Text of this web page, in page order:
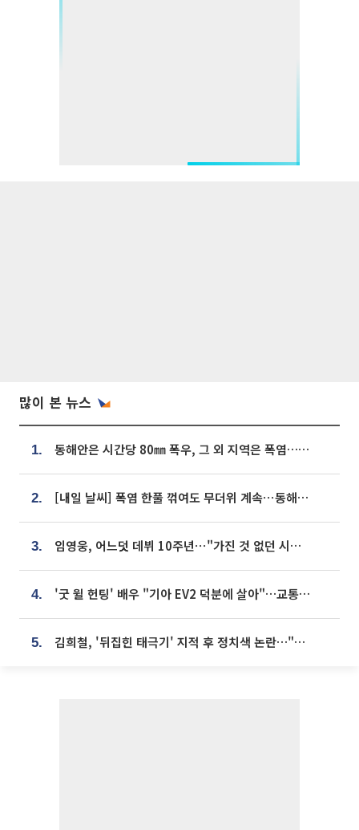
많이 본 뉴스
1. 동해안은 시간당 80㎜ 폭우, 그 외 지역은 폭염…‘극과 극 날씨’
2. [내일 날씨] 폭염 한풀 꺾여도 무더위 계속⋯동해안 이틀 연속 비
3. 임영웅, 어느덧 데뷔 10주년⋯"가진 것 없던 시절, 내 앞엔 20명의 팬뿐"
4. '굿 윌 헌팅' 배우 "기아 EV2 덕분에 살아"…교통사고 후 안전성 극찬
5. 김희철, '뒤집힌 태극기' 지적 후 정치색 논란…"좌우 떠나 우리나라 국기"